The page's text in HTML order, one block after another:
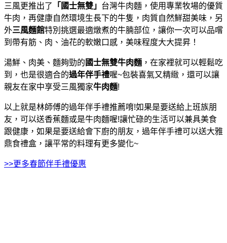
三風更推出了
「國士無雙」 台灣牛肉麵，使用專業牧場的優質
牛肉，再健康自然環境生長下的牛隻，肉質自然鮮甜美味，另
外三風麵館特別挑選最適燉煮的牛腩部位，讓你一次可以品嚐
到帶有筋、肉、油花的軟嫩口感，美味程度大大提昇！
湯鮮、肉美、麵夠勁的 國士無雙牛肉麵 ，在家裡就可以輕鬆吃
到，也是很適合的過年伴手禮喔~包裝喜氣又精緻，還可以讓
親友在家中享受三風獨家牛肉麵!
以上就是林師傅的過年伴手禮推薦唷!如果是要送給上班族朋
友，可以送香蕉麵或是牛肉麵喔!讓忙碌的生活可以兼具美食
跟健康，如果是要送給會下廚的朋友，過年伴手禮可以送大雅
鼎食禮盒，讓平常的料理有更多變化~
>>更多春節伴手禮優惠